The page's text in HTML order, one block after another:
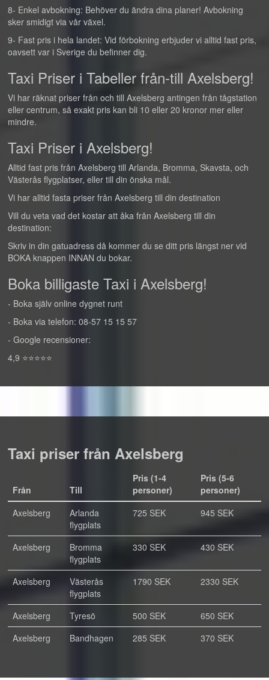
8- Enkel avbokning: Behöver du ändra dina planer! Avbokning
sker smidigt via vår växel.
9- Fast pris i hela landet: Vid förbokning erbjuder vi alltid fast pris,
oavsett var i Sverige du befinner dig.
Taxi Priser i Tabeller från-till Axelsberg!
Vi har räknat priser från och till Axelsberg antingen från tågstation
eller centrum, så exakt pris kan bli 10 eller 20 kronor mer eller
mindre.
Taxi Priser i Axelsberg!
Alltid fast pris från Axelsberg till Arlanda, Bromma, Skavsta, och
Västerås flygplatser, eller till din önska mål.
Vi har alltid fasta priser från Axelsberg till din destination
Vill du veta vad det kostar att åka från Axelsberg till din
destination:
Skriv in din gatuadress då kommer du se ditt pris längst ner vid
BOKA knappen INNAN du bokar.
Boka billigaste Taxi i Axelsberg!
- Boka själv online dygnet runt
- Boka via telefon: 08-57 15 15 57
- Google recensioner:
4,9 ⭐⭐⭐⭐⭐
Taxi priser från Axelsberg
Från Till
Pris (1-4
personer)
Pris (5-6
personer)
Axelsberg
Arlanda
flygplats
725 SEK 945 SEK
Axelsberg
Bromma
flygplats
330 SEK 430 SEK
Axelsberg
Västerås
flygplats
1790 SEK 2330 SEK
Axelsberg Tyresö 500 SEK
650 SEK
Axelsberg
Bandhagen 285 SEK 370 SEK